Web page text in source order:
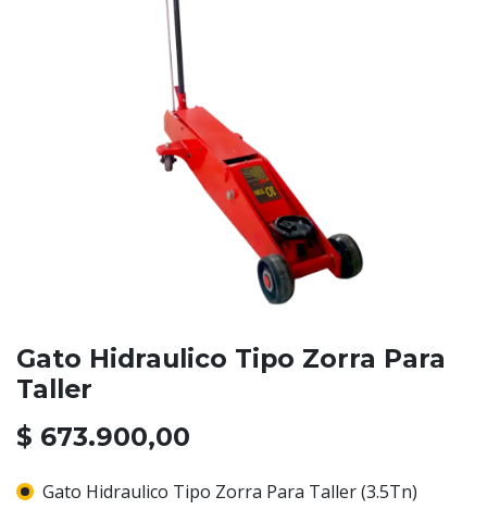
Gato Hidraulico Tipo Zorra Para
Taller
$ 673.900,00
Gato Hidraulico Tipo Zorra Para Taller (3.5Tn)